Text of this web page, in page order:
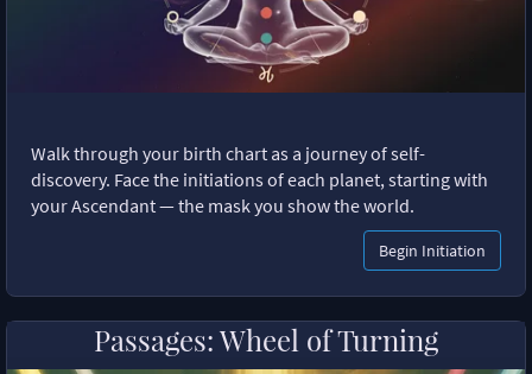
Walk through your birth chart as a journey of self-
discovery. Face the initiations of each planet, starting with
your Ascendant — the mask you show the world.
Begin Initiation
Passages: Wheel of Turning